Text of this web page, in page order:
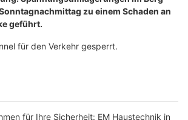
zu einem Schaden an
geführt.
für den Verkehr gesperrt.